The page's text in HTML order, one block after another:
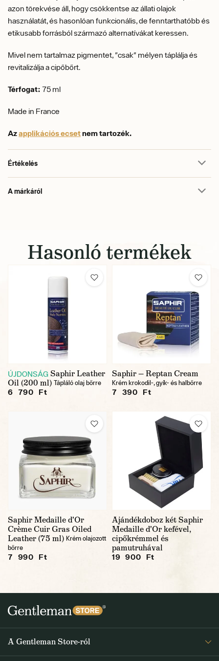
azon törekvése áll, hogy csökkentse az állati olajok
használatát, és hasonlóan funkcionális, de fenntarthatóbb és
etikusabb forrásból származó alternatívákat keressen.
Mivel nem tartalmaz pigmentet, "csak" mélyen táplálja és
revitalizálja a cipőbőrt.
Térfogat: 75 ml
Made in France
Azapplikációs ecsetnem tartozék.
Értékelés
A márkáról
Hasonló termékek
ÚJDONSÁG Saphir Leather
Oil (200 ml) Tápláló olaj bőrre
6 790 Ft
Saphir — Reptan Cream
Krém krokodil-, gyík- és halbőrre
7 390 Ft
Saphir Medaille d'Or
Crème Cuir Gras Oiled
Leather (75 ml) Krém olajozott
bőrre
7 990 Ft
Ajándékdoboz két Saphir
Medaille d'Or kefével,
cipőkrémmel és
pamutruhával
19 900 Ft
A Gentleman Store-ról